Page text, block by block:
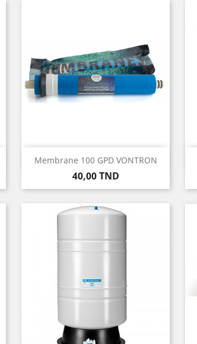
Membrane 100 GPD VONTRON
Prix
40,00 TND
Aperçu rapide